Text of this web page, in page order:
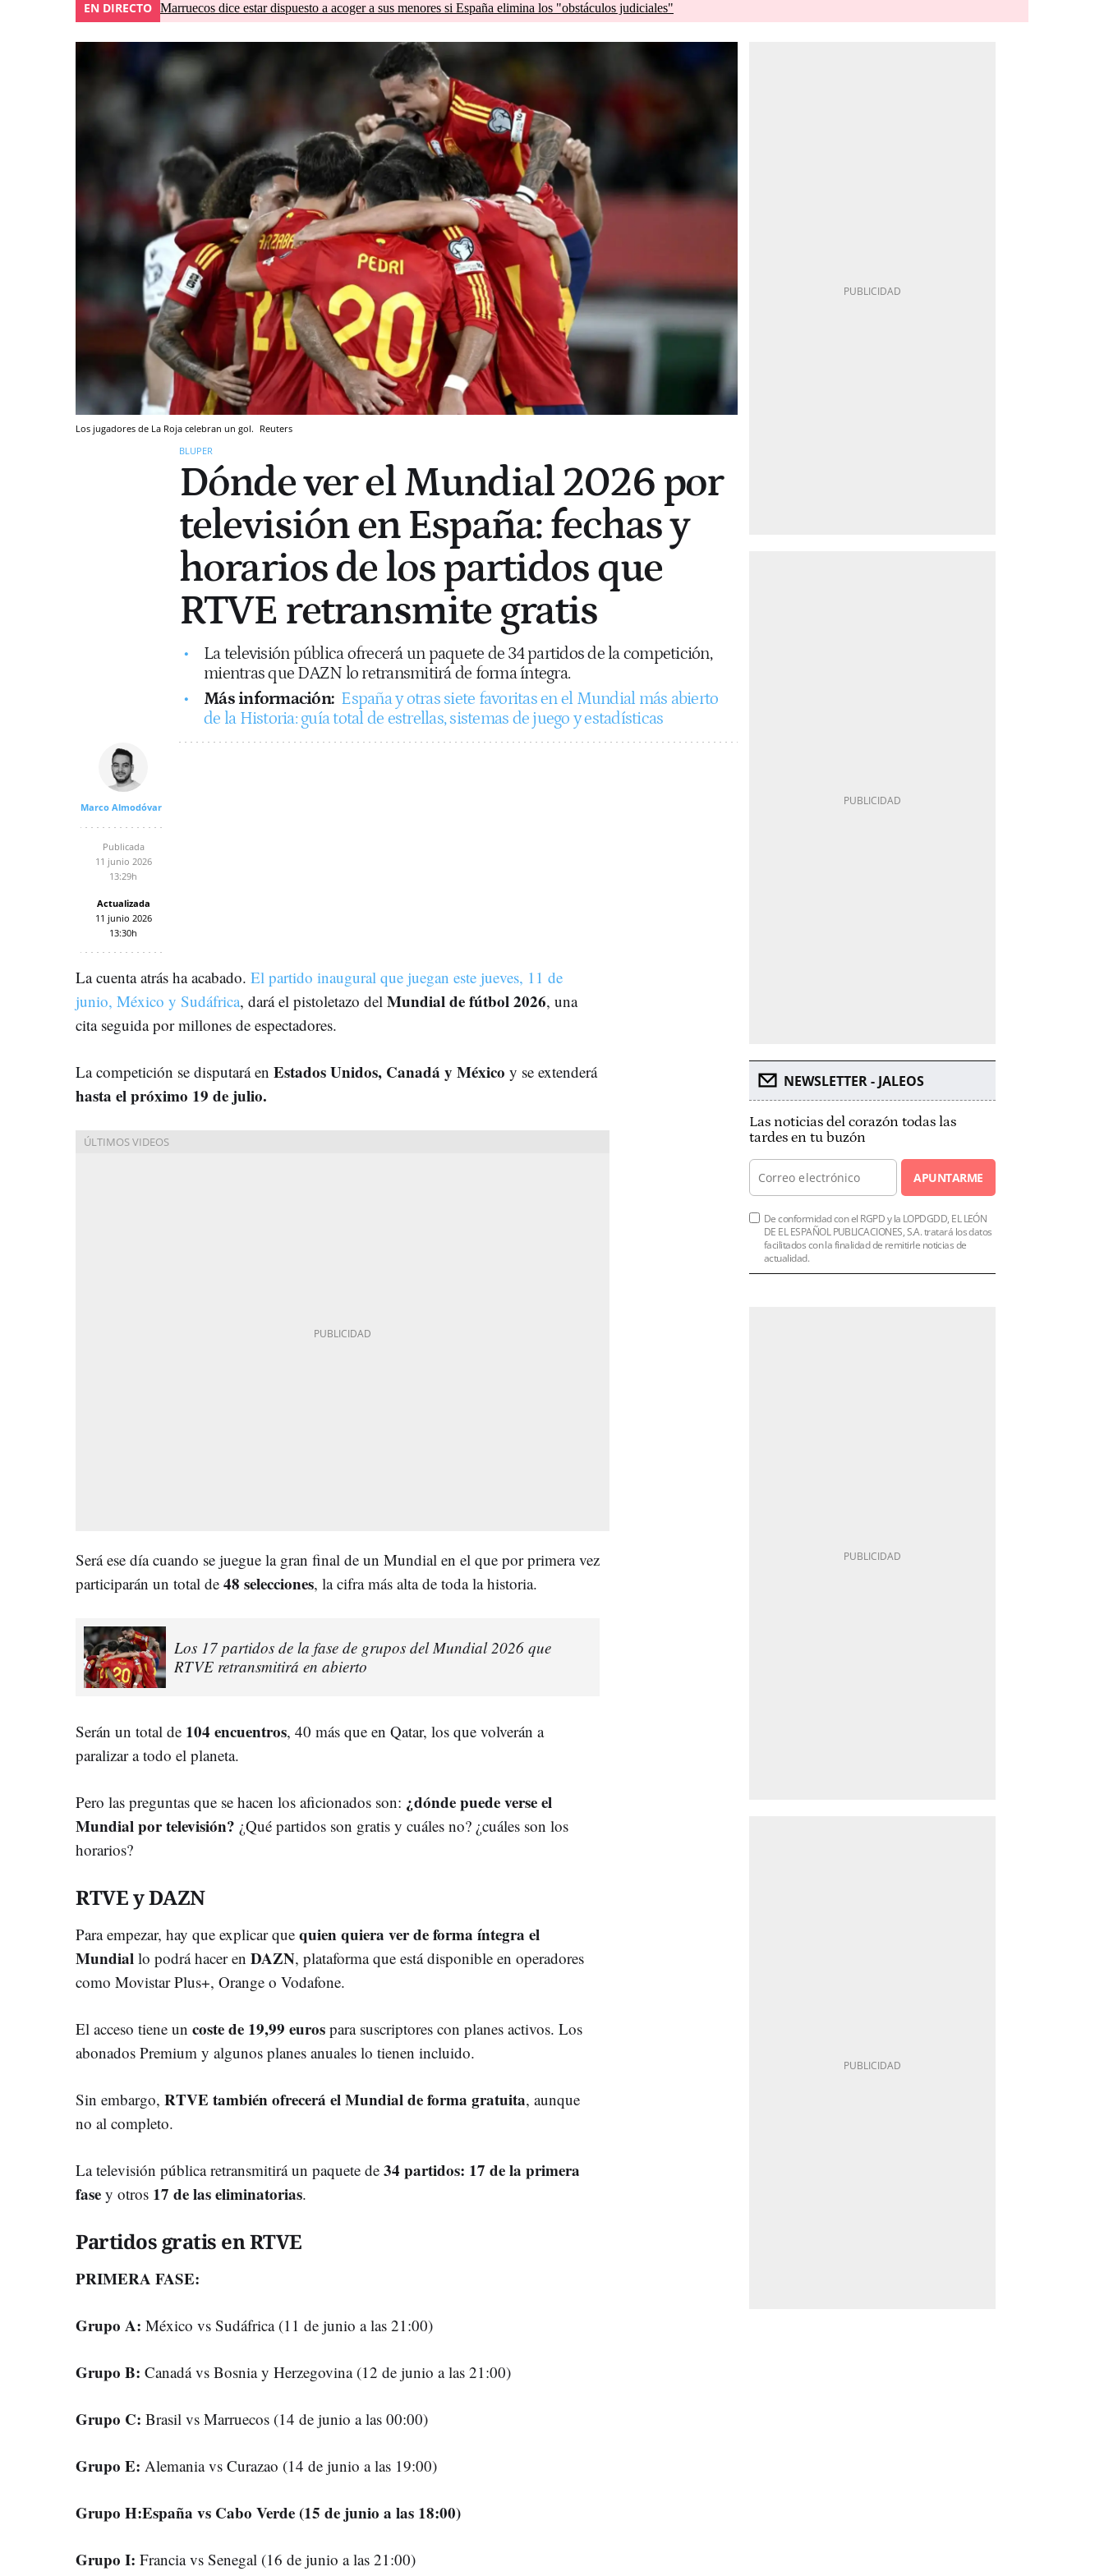
EN DIRECTO Marruecos dice estar dispuesto a acoger a sus menores si España elimina los "obstáculos judiciales"
Los jugadores de La Roja celebran un gol. Reuters
BLUPER
Dónde ver el Mundial 2026 por
televisión en España: fechas y
horarios de los partidos que
RTVE retransmite gratis
La televisión pública ofrecerá un paquete de 34 partidos de la competición,
mientras que DAZN lo retransmitirá de forma íntegra.
Más información: España y otras siete favoritas en el Mundial más abierto
de la Historia: guía total de estrellas, sistemas de juego y estadísticas
Marco Almodóvar
Publicada
11 junio 2026
13:29h
Actualizada
11 junio 2026
13:30h
La cuenta atrás ha acabado. El partido inaugural que juegan este jueves, 11 de
junio, México y Sudáfrica, dará el pistoletazo del Mundial de fútbol 2026, una
cita seguida por millones de espectadores.
La competición se disputará en Estados Unidos, Canadá y México y se extenderá
hasta el próximo 19 de julio.
Será ese día cuando se juegue la gran final de un Mundial en el que por primera vez
participarán un total de 48 selecciones, la cifra más alta de toda la historia.
Los 17 partidos de la fase de grupos del Mundial 2026 que
RTVE retransmitirá en abierto
Serán un total de 104 encuentros, 40 más que en Qatar, los que volverán a
paralizar a todo el planeta.
Pero las preguntas que se hacen los aficionados son: ¿dónde puede verse el
Mundial por televisión? ¿Qué partidos son gratis y cuáles no? ¿cuáles son los
horarios?
RTVE y DAZN
Para empezar, hay que explicar que quien quiera ver de forma íntegra el
Mundial lo podrá hacer en DAZN, plataforma que está disponible en operadores
como Movistar Plus+, Orange o Vodafone.
El acceso tiene un coste de 19,99 euros para suscriptores con planes activos. Los
abonados Premium y algunos planes anuales lo tienen incluido.
Sin embargo, RTVE también ofrecerá el Mundial de forma gratuita, aunque
no al completo.
La televisión pública retransmitirá un paquete de 34 partidos: 17 de la primera
fase y otros 17 de las eliminatorias.
Partidos gratis en RTVE
PRIMERA FASE:
Grupo A: México vs Sudáfrica (11 de junio a las 21:00)
Grupo B: Canadá vs Bosnia y Herzegovina (12 de junio a las 21:00)
Grupo C: Brasil vs Marruecos (14 de junio a las 00:00)
Grupo E: Alemania vs Curazao (14 de junio a las 19:00)
Grupo H:España vs Cabo Verde (15 de junio a las 18:00)
Grupo I: Francia vs Senegal (16 de junio a las 21:00)
NEWSLETTER - JALEOS
Las noticias del corazón todas las
tardes en tu buzón
APUNTARME
De conformidad con el RGPD y la LOPDGDD, EL LEÓN
DE EL ESPAÑOL PUBLICACIONES, S.A. tratará los datos
facilitados con la finalidad de remitirle noticias de
actualidad.